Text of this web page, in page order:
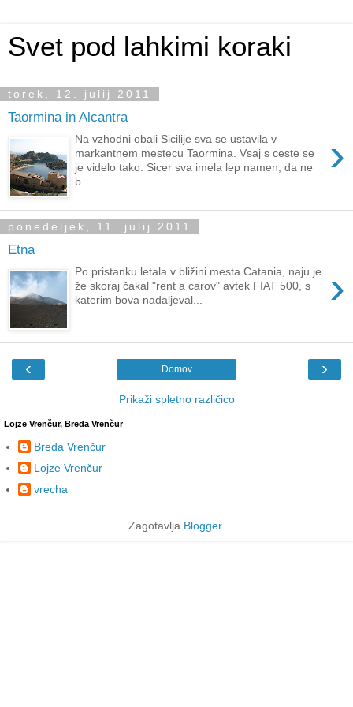
Svet pod lahkimi koraki
torek, 12. julij 2011
Taormina in Alcantra
›
Na vzhodni obali Sicilije sva se ustavila v
markantnem mestecu Taormina. Vsaj s ceste se
je videlo tako. Sicer sva imela lep namen, da ne
b...
ponedeljek, 11. julij 2011
Etna
›
Po pristanku letala v bližini mesta Catania, naju je
že skoraj čakal "rent a carov" avtek FIAT 500, s
katerim bova nadaljeval...
‹ ›
Domov
Prikaži spletno različico
Lojze Vrenčur, Breda Vrenčur
Breda Vrenčur
Lojze Vrenčur
vrecha
Zagotavlja Blogger.